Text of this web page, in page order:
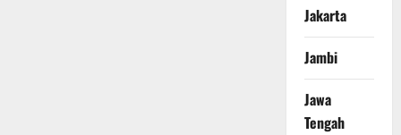
Jakarta
Jambi
Jawa
Tengah